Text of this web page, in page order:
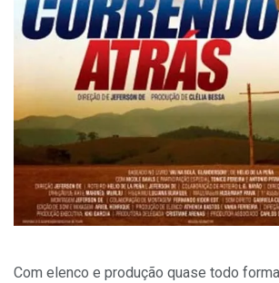
Com elenco e produção quase todo